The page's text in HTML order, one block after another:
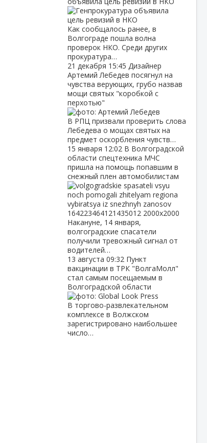
Как сообщалось ранее, в
Волгограде пошла волна
проверок НКО. Среди других
прокуратура…
21 декабря 15:45 Дизайнер
Артемий Лебедев посягнул на
чувства верующих, грубо назвав
мощи святых "коробкой с
перхотью"
В РПЦ призвали проверить слова
Лебедева о мощах святых на
предмет оскорбления чувств…
15 января 12:02 В Волгоградской
области спецтехника МЧС
пришла на помощь попавшим в
снежный плен автомобилистам
Накануне, 14 января,
волгоградские спасатели
получили тревожный сигнал от
водителей…
13 августа 09:32 Пункт
вакцинации в ТРК "ВолгаМолл"
стал самым посещаемым в
Волгоградской области
В торгово-развлекательном
комплексе в Волжском
зарегистрировано наибольшее
число…